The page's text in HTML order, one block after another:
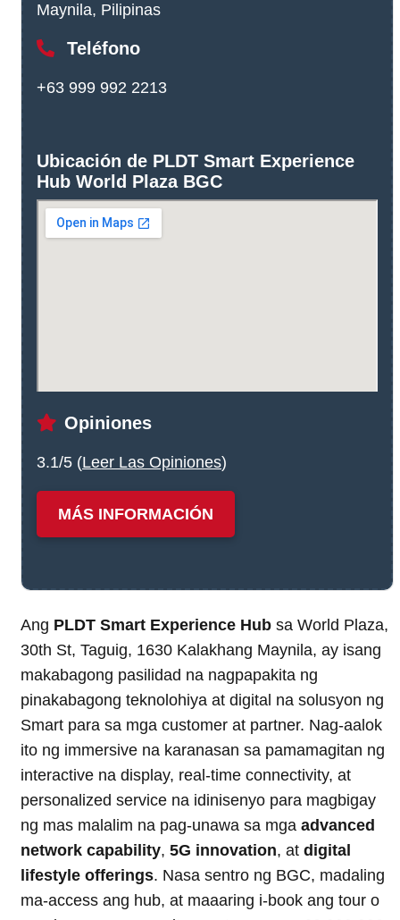
Maynila, Pilipinas
Teléfono
+63 999 992 2213
Ubicación de PLDT Smart Experience
Hub World Plaza BGC
Opiniones
3.1/5 (Leer Las Opiniones)
MÁS INFORMACIÓN
Ang PLDT Smart Experience Hub sa World Plaza,
30th St, Taguig, 1630 Kalakhang Maynila, ay isang
makabagong pasilidad na nagpapakita ng
pinakabagong teknolohiya at digital na solusyon ng
Smart para sa mga customer at partner. Nag-aalok
ito ng immersive na karanasan sa pamamagitan ng
interactive na display, real-time connectivity, at
personalized service na idinisenyo para magbigay
ng mas malalim na pag-unawa sa mga advanced
network capability, 5G innovation, at digital
lifestyle offerings. Nasa sentro ng BGC, madaling
ma-access ang hub, at maaaring i-book ang tour o